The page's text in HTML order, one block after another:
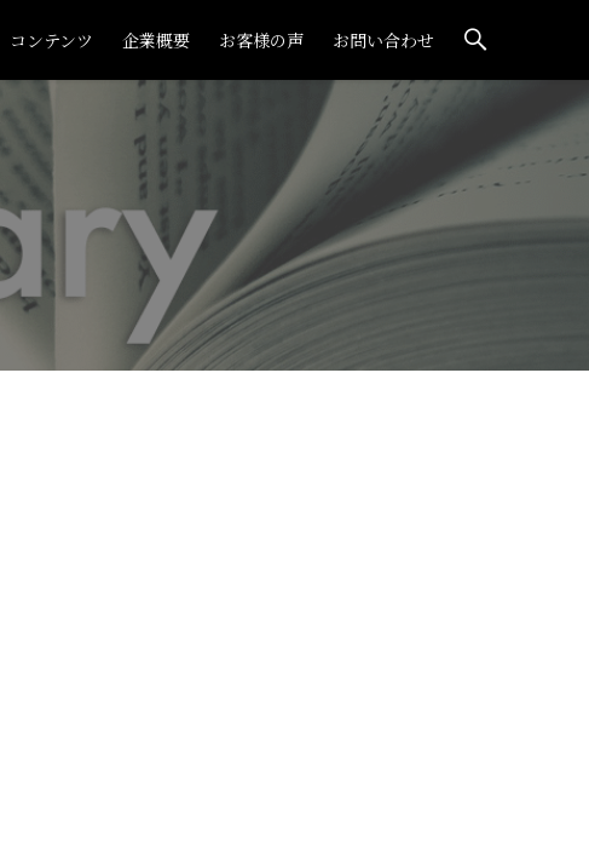
コンテンツ 企業概要 お客様の声 お問い合わせ